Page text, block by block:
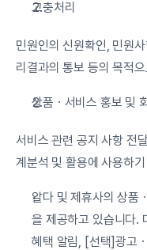
고충처리
민원인의 신원확인, 민원
리결과의 통보 등의 목적
상품ㆍ서비스 홍보 및
서비스 관련 공지 사항 전
계분석 및 활용에 사용하
알다 및 제휴사의 상품
을 제공하고 있습니다.
혜택 알림, [선택]광고